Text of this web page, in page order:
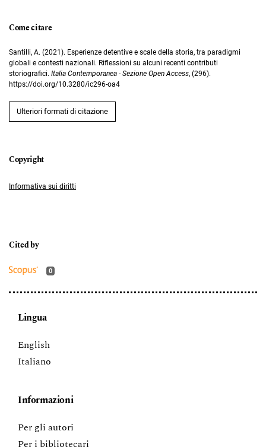
Come citare
Santilli, A. (2021). Esperienze detentive e scale della storia, tra paradigmi
globali e contesti nazionali. Riflessioni su alcuni recenti contributi
storiografici. Italia Contemporanea - Sezione Open Access, (296).
https://doi.org/10.3280/ic296-oa4
Ulteriori formati di citazione
Informativa sui diritti
0
Lingua
English
Italiano
Informazioni
Per gli autori
Per i bibliotecari